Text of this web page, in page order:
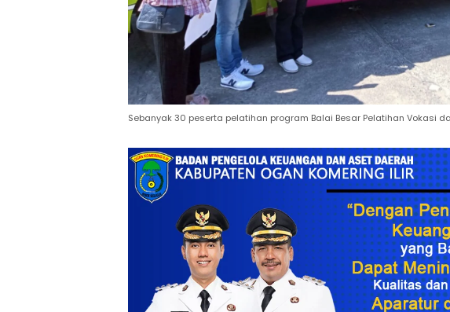
Sebanyak 30 peserta pelatihan program Balai Besar Pelatihan Vokasi